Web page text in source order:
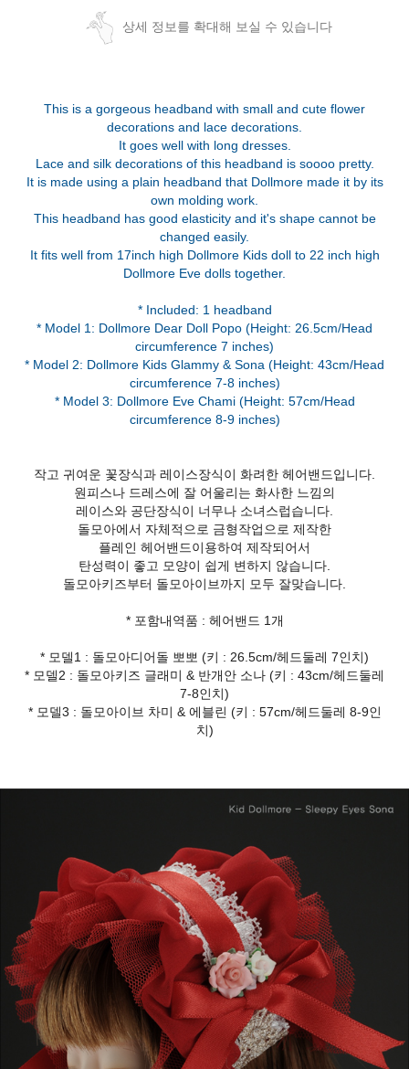
상세 정보를 확대해 보실 수 있습니다
This is a gorgeous headband with small and cute flower
decorations and lace decorations.
It goes well with long dresses.
Lace and silk decorations of this headband is soooo pretty.
It is made using a plain headband that Dollmore made it by its
own molding work.
This headband has good elasticity and it's shape cannot be
changed easily.
It fits well from 17inch high Dollmore Kids doll to 22 inch high
Dollmore Eve dolls together.
* Included: 1 headband
* Model 1: Dollmore Dear Doll Popo (Height: 26.5cm/Head
circumference 7 inches)
* Model 2: Dollmore Kids Glammy & Sona (Height: 43cm/Head
circumference 7-8 inches)
* Model 3: Dollmore Eve Chami (Height: 57cm/Head
작고 귀여운 꽃장식과 레이스장식이 화려한 헤어밴드입니다.
원피스나 드레스에 잘 어울리는 화사한 느낌의
레이스와 공단장식이 너무나 소녀스럽습니다.
돌모아에서 자체적으로 금형작업으로 제작한
플레인 헤어밴드이용하여 제작되어서
탄성력이 좋고 모양이 쉽게 변하지 않습니다.
돌모아키즈부터 돌모아이브까지 모두 잘맞습니다.
* 포함내역품 : 헤어밴드 1개
* 모델1 : 돌모아디어돌 뽀뽀 (키 : 26.5cm/헤드둘레 7인치)
* 모델2 : 돌모아키즈 글래미 & 반개안 소나 (키 : 43cm/헤드둘레
7-8인치)
* 모델3 : 돌모아이브 차미 & 에블린 (키 : 57cm/헤드둘레 8-9인
치)